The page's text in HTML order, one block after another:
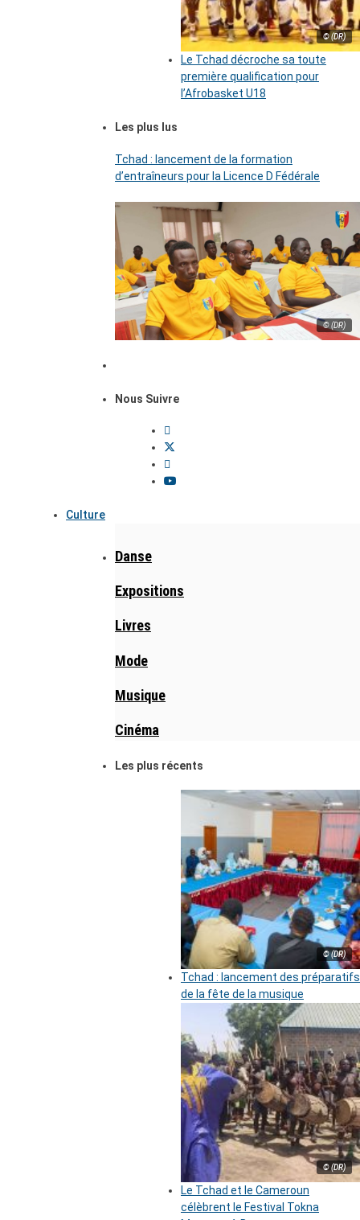
© (DR)
Le Tchad décroche sa toute
première qualification pour
l’Afrobasket U18
Les plus lus
Tchad : lancement de la formation
d’entraîneurs pour la Licence D Fédérale
© (DR)
Nous Suivre
Culture
Danse
Expositions
Livres
Mode
Musique
Cinéma
Les plus récents
© (DR)
Tchad : lancement des préparatifs
de la fête de la musique
© (DR)
Le Tchad et le Cameroun
célèbrent le Festival Tokna